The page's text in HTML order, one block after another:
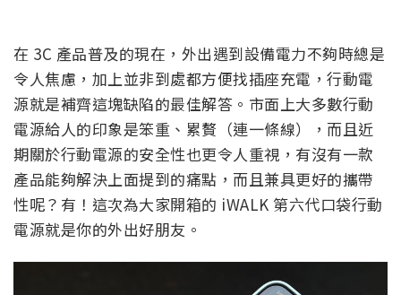
在 3C 產品普及的現在，外出遇到設備電力不夠時總是
令人焦慮，加上並非到處都方便找插座充電，行動電
源就是補齊這塊缺陷的最佳解答。市面上大多數行動
電源給人的印象是笨重、累贅（連一條線），而且近
期關於行動電源的安全性也更令人重視，有沒有一款
產品能夠解決上面提到的痛點，而且兼具更好的攜帶
性呢？有！這次為大家開箱的 iWALK 第六代口袋行動
電源就是你的外出好朋友。